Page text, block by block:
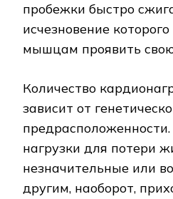
пробежки быстро
исчезновение
мышцам проявить
Количество
зависит от
нагрузки для потери
незначительные или
другим, наоборот,